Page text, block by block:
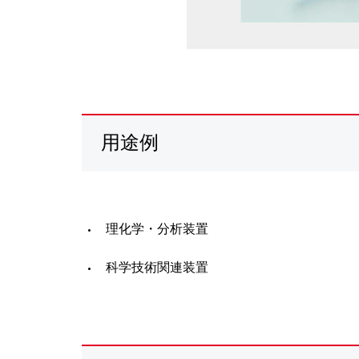
用途例
理化学・分析装置
科学技術関連装置